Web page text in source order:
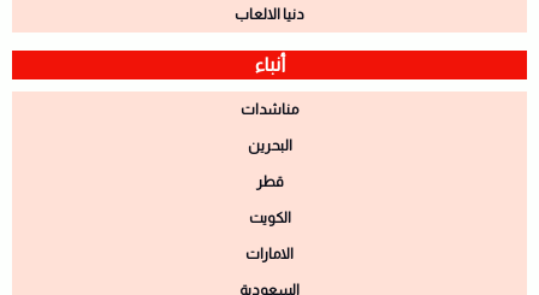
دنيا الالعاب
أنباء
مناشدات
البحرين
قطر
الكويت
الامارات
السعودية